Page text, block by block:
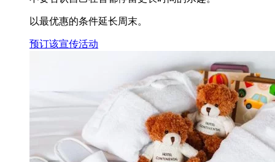
以最优惠的条件延长周末。
预订该宣传活动